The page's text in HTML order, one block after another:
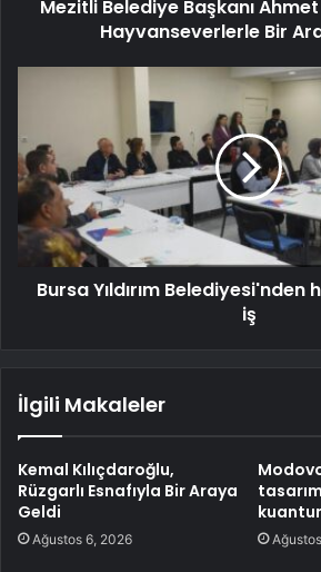
Mezitli Belediye Başkanı
Hayvanseverlerle Bir
Bursa Yıldırım
iş
İlgili Makaleler
Kemal Kılıçdaroğlu,
Rüzgarlı Esnafıyla Bir Araya
Geldi
Ağustos 6, 2026